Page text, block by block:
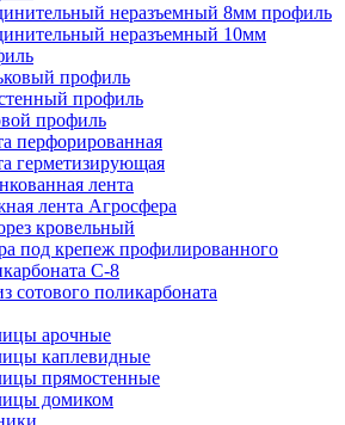
неразъемный 8мм профиль
неразъемный 10мм
профиль
профиль
профиль
перфорированная
герметизирующая
лента
лента Агросфера
кровельный
под крепеж профилированного
С-8
сотового поликарбоната
арочные
каплевидные
прямостенные
домиком